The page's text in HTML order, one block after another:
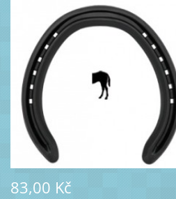
83,00 Kč